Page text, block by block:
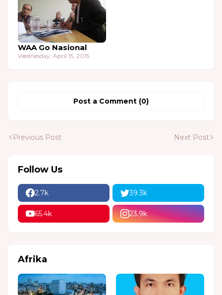
WAA Go Nasional
Wednesday, April 15, 2015
Post a Comment (0)
Previous Post Next Post
Follow Us
2.7k 39.3k
65.4k 23.9k
Afrika